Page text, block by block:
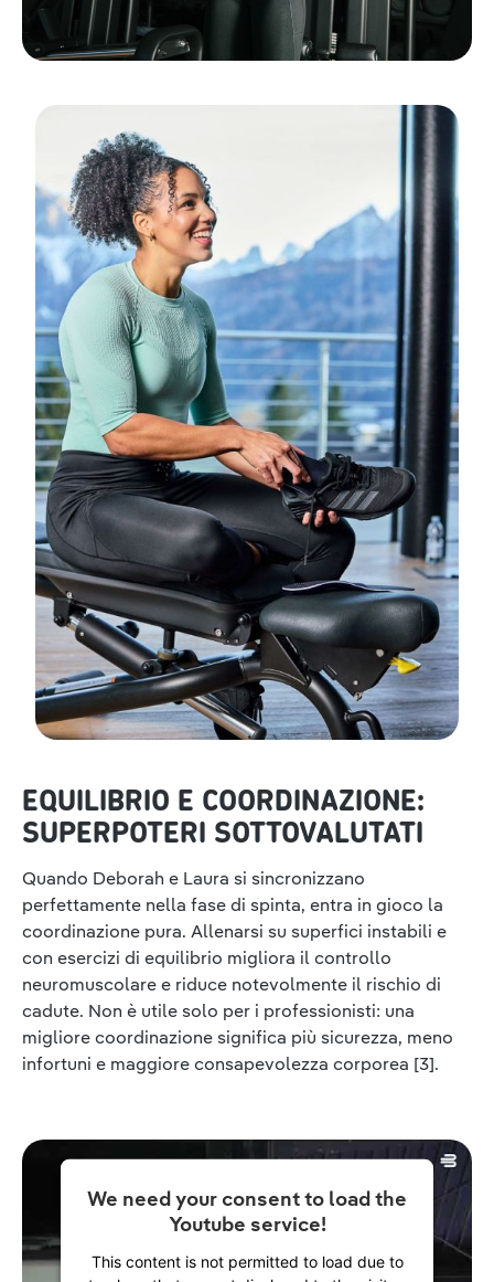
EQUILIBRIO E COORDINAZIONE:
SUPERPOTERI SOTTOVALUTATI
Quando Deborah e Laura si sincronizzano
perfettamente nella fase di spinta, entra in gioco la
coordinazione pura. Allenarsi su superfici instabili e
con esercizi di equilibrio migliora il controllo
neuromuscolare e riduce notevolmente il rischio di
cadute. Non è utile solo per i professionisti: una
migliore coordinazione significa più sicurezza, meno
infortuni e maggiore consapevolezza corporea [3].
We need your consent to load the
Youtube service!
This content is not permitted to load due to